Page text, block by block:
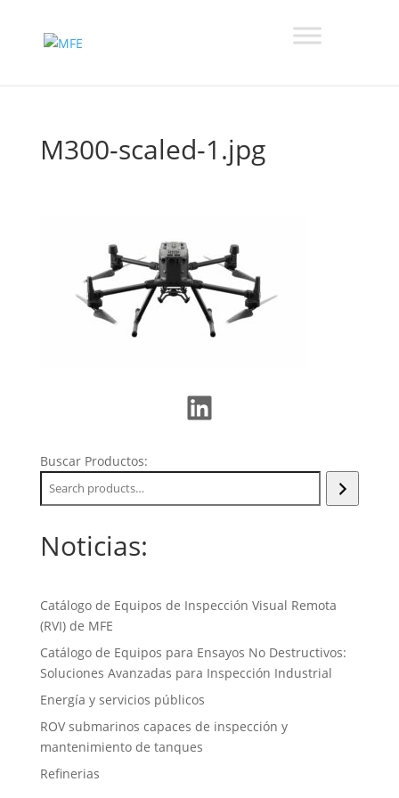
M300-scaled-1.jpg
LinkedIn
Buscar Productos:
Noticias:
Catálogo de Equipos de Inspección Visual Remota
(RVI) de MFE
Catálogo de Equipos para Ensayos No Destructivos:
Soluciones Avanzadas para Inspección Industrial
Energía y servicios públicos
ROV submarinos capaces de inspección y
mantenimiento de tanques
Refinerias